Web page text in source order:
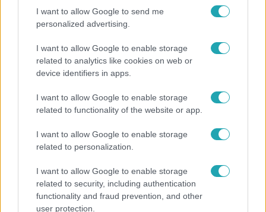
I want to allow Google to send me
personalized advertising.
I want to allow Google to enable storage
related to analytics like cookies on web or
device identifiers in apps.
I want to allow Google to enable storage
related to functionality of the website or app.
I want to allow Google to enable storage
related to personalization.
I want to allow Google to enable storage
related to security, including authentication
functionality and fraud prevention, and other
user protection.
Népszerű
Reggeli